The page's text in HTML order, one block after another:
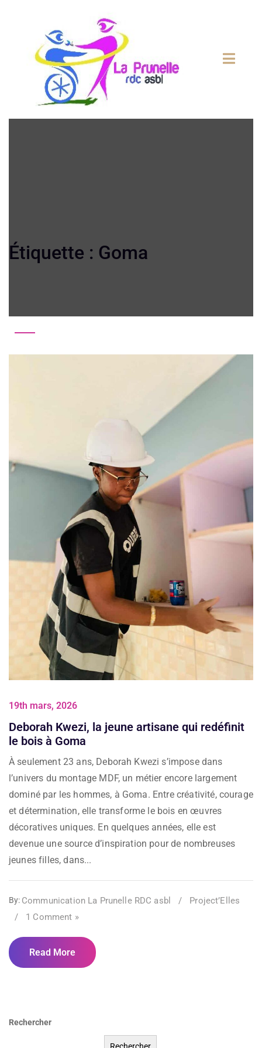
Étiquette : Goma
19th mars, 2026
Deborah Kwezi, la jeune artisane qui redéfinit
le bois à Goma
À seulement 23 ans, Deborah Kwezi s’impose dans
l’univers du montage MDF, un métier encore largement
dominé par les hommes, à Goma. Entre créativité, courage
et détermination, elle transforme le bois en œuvres
décoratives uniques. En quelques années, elle est
devenue une source d’inspiration pour de nombreuses
jeunes filles, dans...
By: Communication La Prunelle RDC asbl /
Project’Elles
/
1 Comment »
Read More
Rechercher